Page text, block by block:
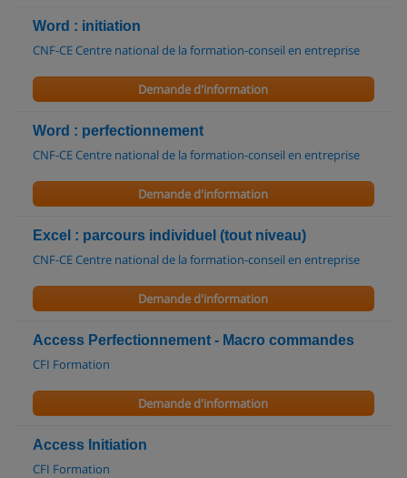
Word : initiation
CNF-CE Centre national de la formation-conseil en entreprise
Demande d'information
Word : perfectionnement
CNF-CE Centre national de la formation-conseil en entreprise
Demande d'information
Excel : parcours individuel (tout niveau)
CNF-CE Centre national de la formation-conseil en entreprise
Demande d'information
Access Perfectionnement - Macro commandes
CFI Formation
Demande d'information
Access Initiation
CFI Formation